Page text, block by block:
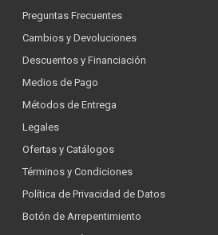
Preguntas Frecuentes
Cambios y Devoluciones
Descuentos y Financiación
Medios de Pago
Métodos de Entrega
Legales
Ofertas y Catálogos
Términos y Condiciones
Política de Privacidad de Datos
Botón de Arrepentimiento